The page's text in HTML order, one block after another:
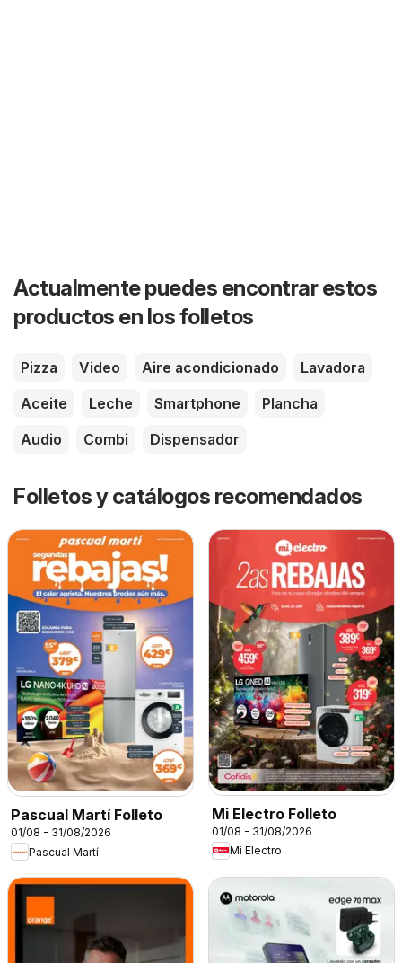
Actualmente puedes encontrar estos
productos en los folletos
Pizza Video Aire acondicionado
Lavadora
Aceite
Leche Smartphone
Plancha
Audio
Combi Dispensador
Folletos y catálogos recomendados
Pascual Martí Folleto
01/08 - 31/08/2026
Pascual Martí
Mi Electro Folleto
01/08 - 31/08/2026
Mi Electro